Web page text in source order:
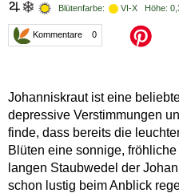
Blütenfarbe: VI-X Höhe:
Kommentare 0
Johanniskraut ist eine
depressive Verstimmungen
finde, dass bereits die
Blüten eine sonnige,
langen Staubwedel der
schon lustig beim Anblick